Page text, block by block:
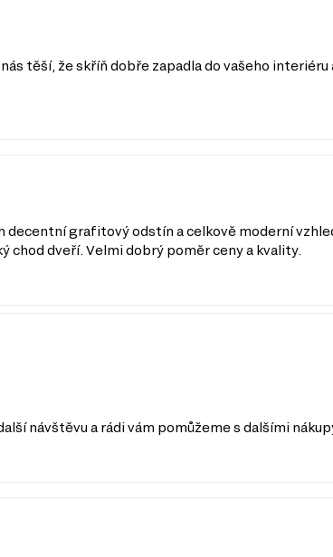
těší, že skříň dobře zapadla do vašeho
decentní grafitový odstín a celkově moderní
chod dveří. Velmi dobrý poměr ceny a kvality.
návštěvu a rádi vám pomůžeme s dalšími